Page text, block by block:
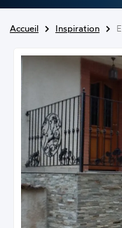
Accueil Inspiration